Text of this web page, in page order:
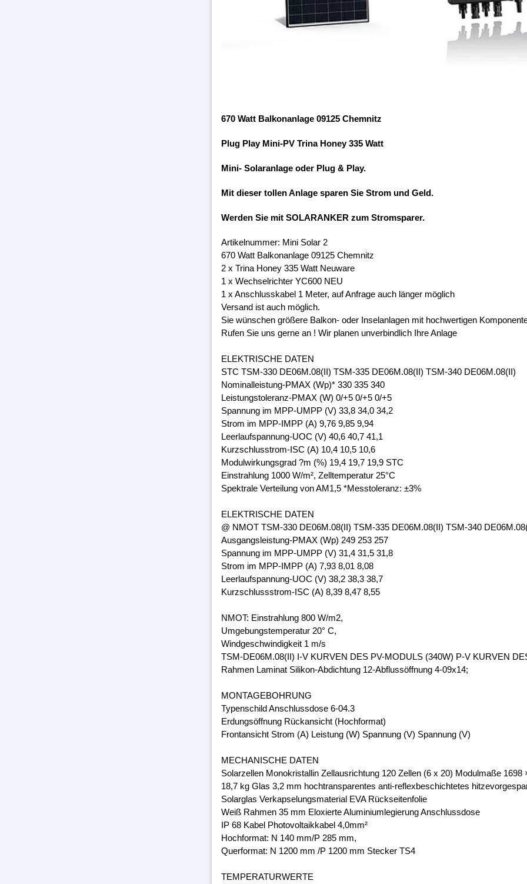
670 Watt Balkonanlage 09125 Chemnitz
Plug Play Mini-PV Trina Honey 335 Watt
Mini- Solaranlage oder Plug & Play.
Mit dieser tollen Anlage sparen Sie Strom und Geld.
Werden Sie mit SOLARANKER zum Stromsparer.
Artikelnummer: Mini Solar 2
670 Watt Balkonanlage 09125 Chemnitz
2 x Trina Honey 335 Watt Neuware
1 x Wechselrichter YC600 NEU
1 x Anschlusskabel 1 Meter, auf Anfrage auch länger möglich
Versand ist auch möglich.
Sie wünschen größere Balkon- oder Inselanlagen mit hochwertigen
Rufen Sie uns gerne an ! Wir planen unverbindlich Ihre Anlage
ELEKTRISCHE DATEN
STC TSM-330 DE06M.08(II) TSM-335 DE06M.08(II) TSM-340 DE06M.08(II)
Nominalleistung-PMAX (Wp)* 330 335 340
Leistungstoleranz-PMAX (W) 0/+5 0/+5 0/+5
Spannung im MPP-UMPP (V) 33,8 34,0 34,2
Strom im MPP-IMPP (A) 9,76 9,85 9,94
Leerlaufspannung-UOC (V) 40,6 40,7 41,1
Kurzschlusstrom-ISC (A) 10,4 10,5 10,6
Modulwirkungsgrad ?m (%) 19,4 19,7 19,9 STC
Einstrahlung 1000 W/m², Zelltemperatur 25°C
Spektrale Verteilung von AM1,5 *Messtoleranz: ±3%
ELEKTRISCHE DATEN
@ NMOT TSM-330 DE06M.08(II) TSM-335 DE06M.08(II) TSM-340
Ausgangsleistung-PMAX (Wp) 249 253 257
Spannung im MPP-UMPP (V) 31,4 31,5 31,8
Strom im MPP-IMPP (A) 7,93 8,01 8,08
Leerlaufspannung-UOC (V) 38,2 38,3 38,7
Kurzschlussstrom-ISC (A) 8,39 8,47 8,55
NMOT: Einstrahlung 800 W/m2,
Umgebungstemperatur 20° C,
Windgeschwindigkeit 1 m/s
TSM-DE06M.08(II) I-V KURVEN DES PV-MODULS (340W) P-V KURVEN
Rahmen Laminat Silikon-Abdichtung 12-Abflussöffnung 4-09x14;
MONTAGEBOHRUNG
Typenschild Anschlussdose 6-04.3
Erdungsöffnung Rückansicht (Hochformat)
Frontansicht Strom (A) Leistung (W) Spannung (V) Spannung (V)
MECHANISCHE DATEN
Solarzellen Monokristallin Zellausrichtung 120 Zellen (6 x 20) Modulmaße
18,7 kg Glas 3,2 mm hochtransparentes anti-reflexbeschichtetes
Solarglas Verkapselungsmaterial EVA Rückseitenfolie
Weiß Rahmen 35 mm Eloxierte Aluminiumlegierung Anschlussdose
IP 68 Kabel Photovoltaikkabel 4,0mm²
Hochformat: N 140 mm/P 285 mm,
Querformat: N 1200 mm /P 1200 mm Stecker TS4
TEMPERATURWERTE